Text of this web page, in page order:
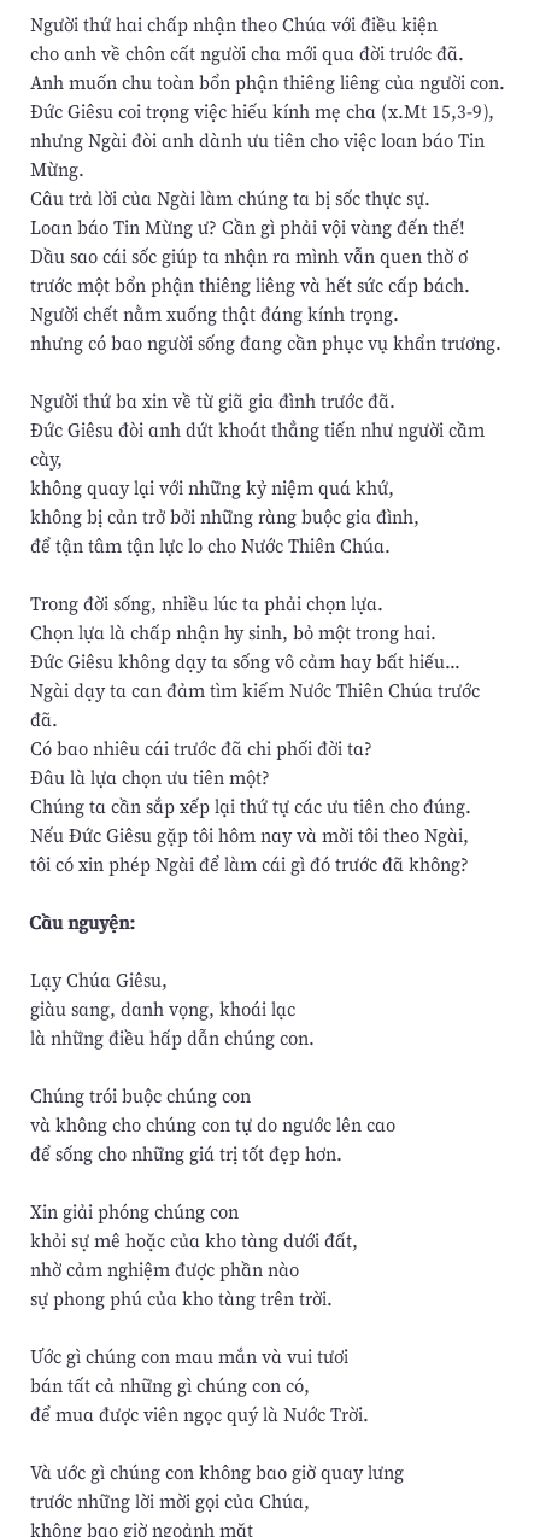
Người thứ hai chấp nhận theo Chúa với điều kiện
cho anh về chôn cất người cha mới qua đời trước đã.
Anh muốn chu toàn bổn phận thiêng liêng của người con.
Ðức Giêsu coi trọng việc hiếu kính mẹ cha (x.Mt 15,3-9),
nhưng Ngài đòi anh dành ưu tiên cho việc loan báo Tin
Mừng.
Câu trả lời của Ngài làm chúng ta bị sốc thực sự.
Loan báo Tin Mừng ư? Cần gì phải vội vàng đến thế!
Dầu sao cái sốc giúp ta nhận ra mình vẫn quen thờ ơ
trước một bổn phận thiêng liêng và hết sức cấp bách.
Người chết nằm xuống thật đáng kính trọng.
nhưng có bao người sống đang cần phục vụ khẩn trương.
Người thứ ba xin về từ giã gia đình trước đã.
Ðức Giêsu đòi anh dứt khoát thẳng tiến như người cầm
cày,
không quay lại với những kỷ niệm quá khứ,
không bị cản trở bởi những ràng buộc gia đình,
để tận tâm tận lực lo cho Nước Thiên Chúa.
Trong đời sống, nhiều lúc ta phải chọn lựa.
Chọn lựa là chấp nhận hy sinh, bỏ một trong hai.
Ðức Giêsu không dạy ta sống vô cảm hay bất hiếu...
Ngài dạy ta can đảm tìm kiếm Nước Thiên Chúa trước
đã.
Có bao nhiêu cái trước đã chi phối đời ta?
Ðâu là lựa chọn ưu tiên một?
Chúng ta cần sắp xếp lại thứ tự các ưu tiên cho đúng.
Nếu Ðức Giêsu gặp tôi hôm nay và mời tôi theo Ngài,
tôi có xin phép Ngài để làm cái gì đó trước đã không?
Cầu nguyện:
Lạy Chúa Giêsu,
giàu sang, danh vọng, khoái lạc
là những điều hấp dẫn chúng con.
Chúng trói buộc chúng con
và không cho chúng con tự do ngước lên cao
để sống cho những giá trị tốt đẹp hơn.
Xin giải phóng chúng con
khỏi sự mê hoặc của kho tàng dưới đất,
nhờ cảm nghiệm được phần nào
sự phong phú của kho tàng trên trời.
Ước gì chúng con mau mắn và vui tươi
bán tất cả những gì chúng con có,
để mua được viên ngọc quý là Nước Trời.
Và ước gì chúng con không bao giờ quay lưng
trước những lời mời gọi của Chúa,
không bao giờ ngoảnh mặt